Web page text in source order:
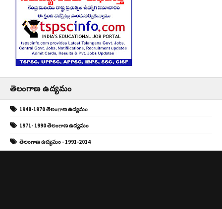
తెలంగాణ ఉద్యమం
1948-1970 తెలంగాణ ఉద్యమం
1971- 1990 తెలంగాణ ఉద్యమం
తెలంగాణ ఉద్యమం - 1991-2014